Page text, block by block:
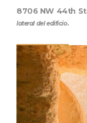
8706 NW 44th
lateral del edificio.